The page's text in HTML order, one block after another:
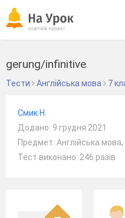
gerung/infinitive
Тести Англійська мова 7
Смик Н.
Додано: 9 грудня 2021
Предмет: Англійська мова,
Тест виконано: 246 разів